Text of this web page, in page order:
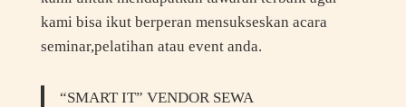
kami bisa ikut berperan mensukseskan acara
seminar,pelatihan atau event anda.
“SMART IT” VENDOR SEWA